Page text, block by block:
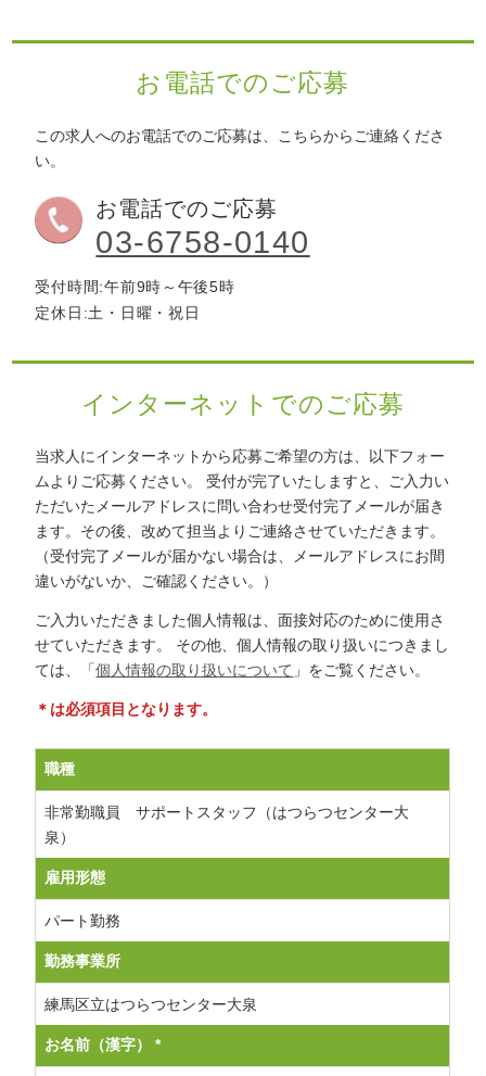
お電話でのご応募
この求人へのお電話でのご応募は、こちらからご連絡くださ
い。
お電話でのご応募
03-6758-0140
受付時間:午前9時～午後5時
定休日:土・日曜・祝日
インターネットでのご応募
当求人にインターネットから応募ご希望の方は、以下フォー
ムよりご応募ください。
受付が完了いたしますと、ご入力い
ただいたメールアドレスに問い合わせ受付完了メールが届き
ます。その後、改めて担当よりご連絡させていただきます。
（受付完了メールが届かない場合は、メールアドレスにお間
違いがないか、ご確認ください。）
ご入力いただきました個人情報は、面接対応のために使用さ
せていただきます。
その他、個人情報の取り扱いにつきまし
ては、「個人情報の取り扱いについて 」をご覧ください。
＊は必須項目となります。
職種
非常勤職員 サポートスタッフ（はつらつセンター大
泉）
雇用形態
パート勤務
勤務事業所
練馬区立はつらつセンター大泉
お名前（漢字） *